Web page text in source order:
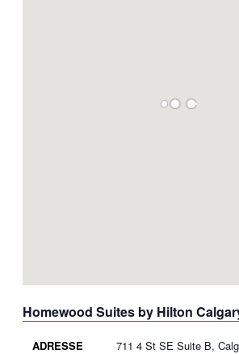
Homewood Suites by Hilton
ADRESSE 711 4 St SE Suite B,